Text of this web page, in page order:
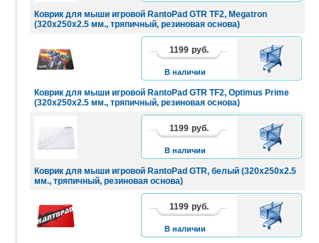
Коврик для мыши игровой RantoPad GTR TF2, Megatron
(320х250х2.5 мм., тряпичный, резиновая основа)
Коврик для мыши игровой RantoPad GTR TF2, Optimus Prime
(320х250х2.5 мм., тряпичный, резиновая основа)
1199 руб.
В наличии
В
КОРЗИНУ
Коврик для мыши игровой RantoPad GTR, белый (320х250х2.5
мм., тряпичный, резиновая основа)
1199 руб.
В наличии
В
КОРЗИНУ
1199 руб.
В наличии
В
КОРЗИНУ